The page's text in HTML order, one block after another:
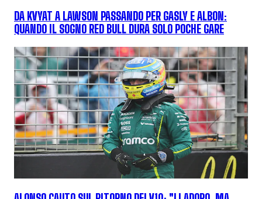
DA KVYAT A LAWSON PASSANDO PER GASLY E ALBON:
QUANDO IL SOGNO RED BULL DURA SOLO POCHE GARE